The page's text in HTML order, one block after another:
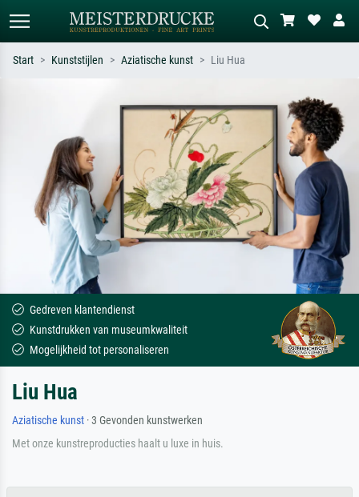
Zoek op kunstenaar, titel of stijl – bijv.
Monet, Sterrennacht, impressionisme,
Hokusai-golf, naakt.
Beschrijf de scène – bijv. groene
weide, abstract met veel rood, donker
olieverfschilderij, staand naakt naast
een boom.
Start Kunststijlen Aziatische kunst Liu Hua
Gedreven klantendienst
Kunstdrukken van museumkwaliteit
Mogelijkheid tot personaliseren
Liu Hua
Aziatische kunst · 3 Gevonden kunstwerken
Met onze kunstreproducties haalt u luxe in huis.